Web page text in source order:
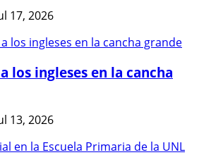
17, 2026
los ingleses en la cancha
13, 2026